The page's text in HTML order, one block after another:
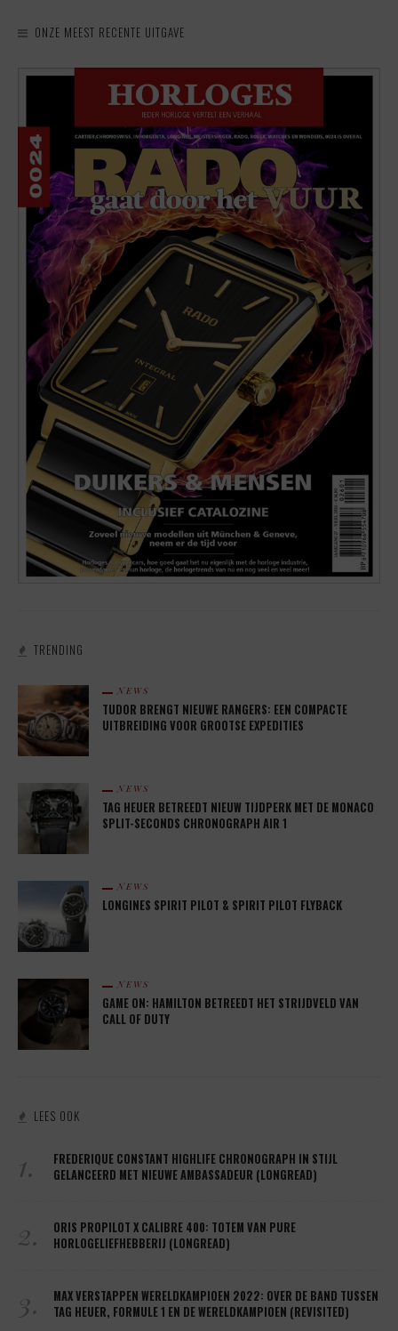
ONZE MEEST RECENTE UITGAVE
TRENDING
NEWS
TUDOR BRENGT NIEUWE RANGERS: EEN COMPACTE
UITBREIDING VOOR GROOTSE EXPEDITIES
NEWS
TAG HEUER BETREEDT NIEUW TIJDPERK MET DE MONACO
SPLIT-SECONDS CHRONOGRAPH AIR 1
NEWS
LONGINES SPIRIT PILOT & SPIRIT PILOT FLYBACK
NEWS
GAME ON: HAMILTON BETREEDT HET STRIJDVELD VAN
CALL OF DUTY
LEES OOK
1.
FREDERIQUE CONSTANT HIGHLIFE CHRONOGRAPH IN STIJL
GELANCEERD MET NIEUWE AMBASSADEUR (LONGREAD)
2.
ORIS PROPILOT X CALIBRE 400: TOTEM VAN PURE
HORLOGELIEFHEBBERIJ (LONGREAD)
3.
MAX VERSTAPPEN WERELDKAMPIOEN 2022: OVER DE BAND TUSSEN
TAG HEUER, FORMULE 1 EN DE WERELDKAMPIOEN (REVISITED)